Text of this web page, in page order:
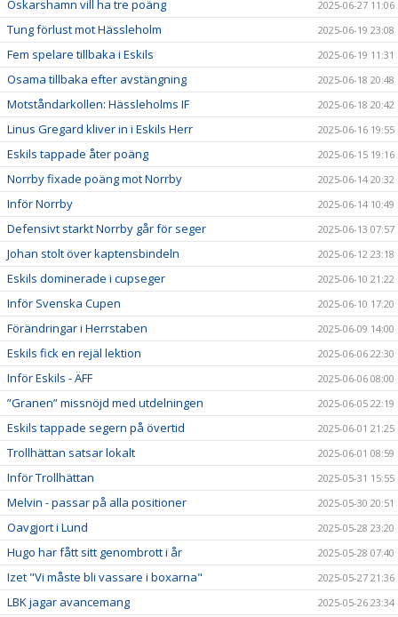
Oskarshamn vill ha tre poäng 2025-06-27 11:06
Tung förlust mot Hässleholm 2025-06-19 23:08
Fem spelare tillbaka i Eskils 2025-06-19 11:31
Osama tillbaka efter avstängning 2025-06-18 20:48
Motståndarkollen: Hässleholms IF 2025-06-18 20:42
Linus Gregard kliver in i Eskils Herr 2025-06-16 19:55
Eskils tappade åter poäng 2025-06-15 19:16
Norrby fixade poäng mot Norrby 2025-06-14 20:32
Inför Norrby 2025-06-14 10:49
Defensivt starkt Norrby går för seger 2025-06-13 07:57
Johan stolt över kaptensbindeln 2025-06-12 23:18
Eskils dominerade i cupseger 2025-06-10 21:22
Inför Svenska Cupen 2025-06-10 17:20
Förändringar i Herrstaben 2025-06-09 14:00
Eskils fick en rejäl lektion 2025-06-06 22:30
Inför Eskils - ÄFF 2025-06-06 08:00
”Granen” missnöjd med utdelningen 2025-06-05 22:19
Eskils tappade segern på övertid 2025-06-01 21:25
Trollhättan satsar lokalt 2025-06-01 08:59
Inför Trollhättan 2025-05-31 15:55
Melvin - passar på alla positioner 2025-05-30 20:51
Oavgjort i Lund 2025-05-28 23:20
Hugo har fått sitt genombrott i år 2025-05-28 07:40
Izet "Vi måste bli vassare i boxarna" 2025-05-27 21:36
LBK jagar avancemang 2025-05-26 23:34